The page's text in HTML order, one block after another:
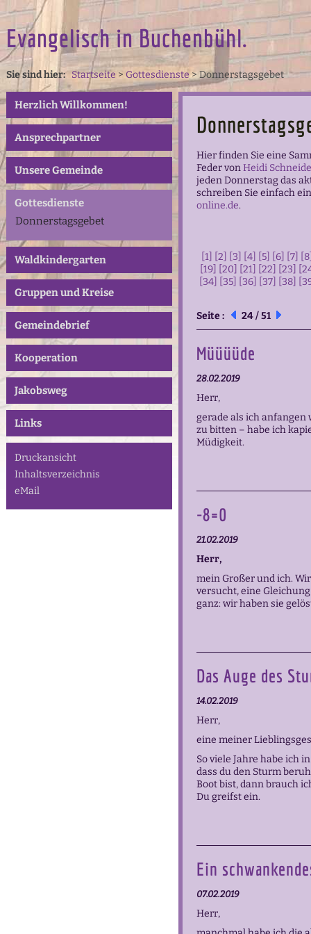
Evangelisch in Buchenbühl.
Sie sind hier:Startseite > Gottesdienste> Donnerstagsgebet
Herzlich Willkommen!
Ansprechpartner
Unsere Gemeinde
Gottesdienste
Donnerstagsgebet
Waldkindergarten
Gruppen und Kreise
Gemeindebrief
Kooperation
Jakobsweg
Links
Druckansicht
Inhaltsverzeichnis
eMail
Hier finden Sie eine
Feder vonHeidi
jeden Donnerstag das
schreiben Sie einfach
online.de.
[1] [2] [3] [4] [5] [6] [7]
[19]
[20] [21] [22] [23]
[34]
[35] [36] [37] [38]
Seite : 24 / 51
Müüüüde
28.02.2019
Herr,
gerade als ich anfangen
zu bitten – habe ich
Müdigkeit.
-8=0
21.02.2019
Herr,
mein Großer und ich.
versucht, eine
ganz: wir haben sie
Das Auge des
14.02.2019
Herr,
eine meiner
So viele Jahre habe ich
dass du den Sturm
Boot bist, dann brauch
Du greifst ein.
Ein
07.02.2019
Herr,